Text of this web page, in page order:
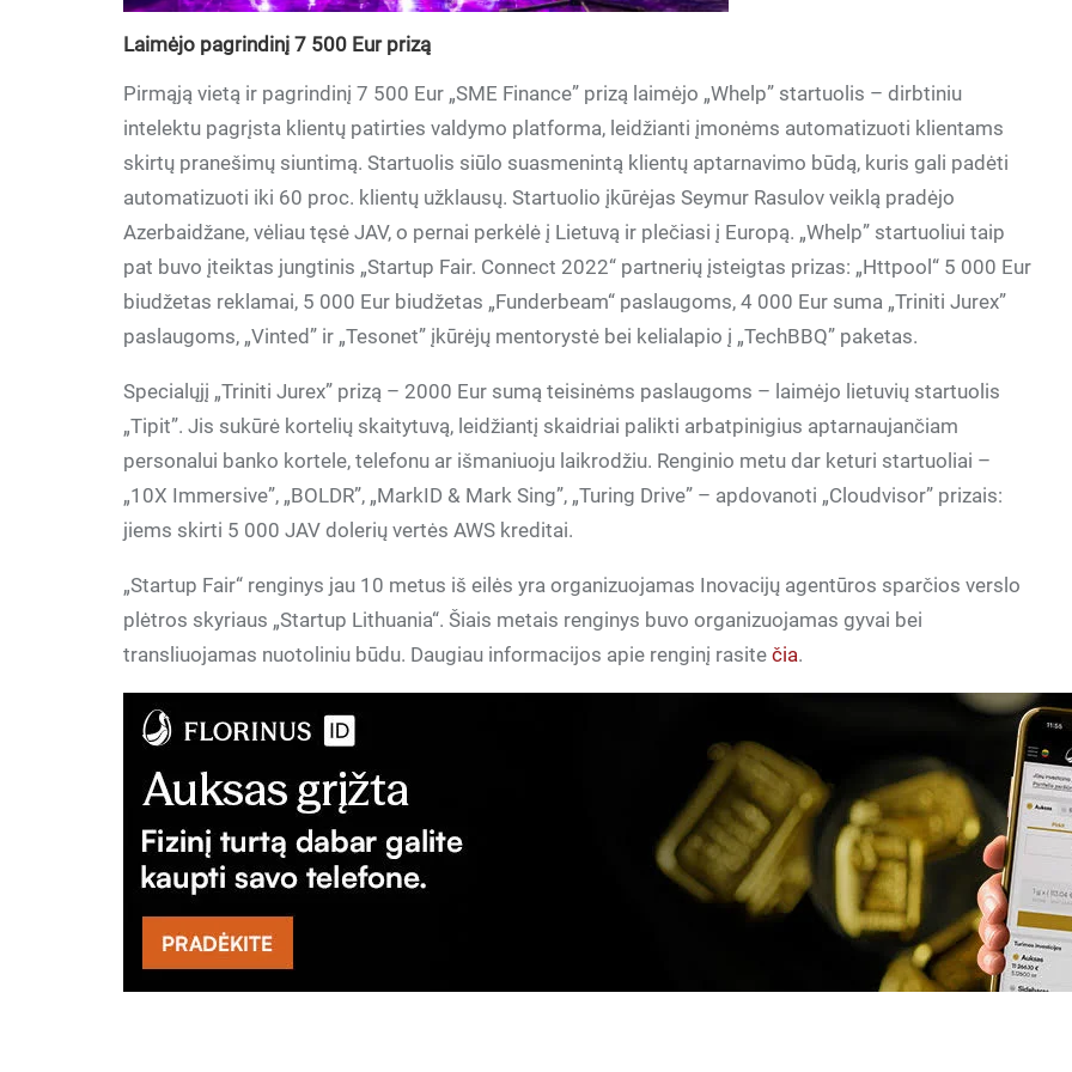
Laimėjo pagrindinį 7 500 Eur prizą
Pirmąją vietą ir pagrindinį 7 500 Eur „SME Finance” prizą laimėjo „Whelp” startuolis – dirbtiniu
intelektu pagrįsta klientų patirties valdymo platforma, leidžianti įmonėms automatizuoti klientams
skirtų pranešimų siuntimą. Startuolis siūlo suasmenintą klientų aptarnavimo būdą, kuris gali padėti
automatizuoti iki 60 proc. klientų užklausų. Startuolio įkūrėjas Seymur Rasulov veiklą pradėjo
Azerbaidžane, vėliau tęsė JAV, o pernai perkėlė į Lietuvą ir plečiasi į Europą. „Whelp” startuoliui taip
pat buvo įteiktas jungtinis „Startup Fair. Connect 2022“ partnerių įsteigtas prizas: „Httpool“ 5 000 Eur
biudžetas reklamai, 5 000 Eur biudžetas „Funderbeam“ paslaugoms, 4 000 Eur suma „Triniti Jurex”
paslaugoms, „Vinted” ir „Tesonet” įkūrėjų mentorystė bei kelialapio į „TechBBQ” paketas.
Specialųjį „Triniti Jurex” prizą – 2000 Eur sumą teisinėms paslaugoms – laimėjo lietuvių startuolis
„Tipit”. Jis sukūrė kortelių skaitytuvą, leidžiantį skaidriai palikti arbatpinigius aptarnaujančiam
personalui banko kortele, telefonu ar išmaniuoju laikrodžiu. Renginio metu dar keturi startuoliai –
„10X Immersive”, „BOLDR”, „MarkID & Mark Sing”, „Turing Drive” – apdovanoti „Cloudvisor” prizais:
jiems skirti 5 000 JAV dolerių vertės AWS kreditai.
„Startup Fair“ renginys jau 10 metus iš eilės yra organizuojamas Inovacijų agentūros sparčios verslo
plėtros skyriaus „Startup Lithuania“. Šiais metais renginys buvo organizuojamas gyvai bei
transliuojamas nuotoliniu būdu. Daugiau informacijos apie renginį rasitečia.